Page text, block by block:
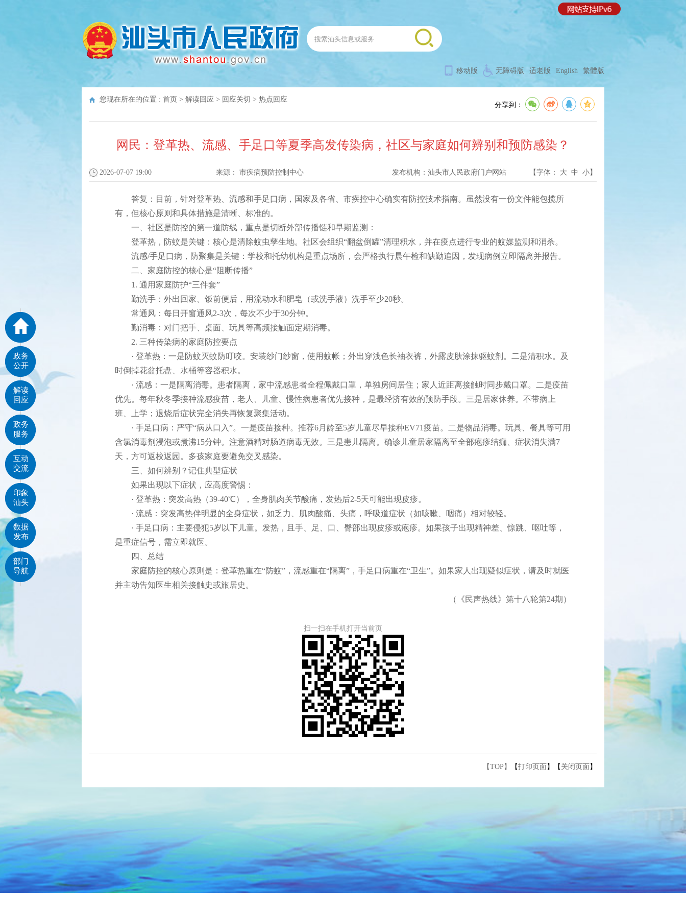
移动版 无障碍版 适老版 English 繁體版
您现在所在的位置 : 首页 > 解读回应 > 回应关切 > 热点回应
分享到：
网民：登革热、流感、手足口等夏季高发传染病，社区与家庭如何辨别和预防感染？
2026-07-07 19:00 来源： 市疾病预防控制中心 发布机构： 汕头市人民政府门户网站 【字体： 大 中 小】
答复：目前，针对登革热、流感和手足口病，国家及各省、市疾控中心确实有防控技术指南。虽然没有一份文件能包揽所
有，但核心原则和具体措施是清晰、标准的。
一、社区是防控的第一道防线，重点是切断外部传播链和早期监测：
登革热，防蚊是关键：核心是清除蚊虫孳生地。社区会组织“翻盆倒罐”清理积水，并在疫点进行专业的蚊媒监测和消杀。
流感/手足口病，防聚集是关键：学校和托幼机构是重点场所，会严格执行晨午检和缺勤追因，发现病例立即隔离并报告。
二、家庭防控的核心是“阻断传播”
1. 通用家庭防护“三件套”
勤洗手：外出回家、饭前便后，用流动水和肥皂（或洗手液）洗手至少20秒。
常通风：每日开窗通风2-3次，每次不少于30分钟。
勤消毒：对门把手、桌面、玩具等高频接触面定期消毒。
2. 三种传染病的家庭防控要点
· 登革热：一是防蚊灭蚊防叮咬。安装纱门纱窗，使用蚊帐；外出穿浅色长袖衣裤，外露皮肤涂抹驱蚊剂。二是清积水。及
时倒掉花盆托盘、水桶等容器积水。
· 流感：一是隔离消毒。患者隔离，家中流感患者全程佩戴口罩，单独房间居住；家人近距离接触时同步戴口罩。二是疫苗
优先。每年秋冬季接种流感疫苗，老人、儿童、慢性病患者优先接种，是最经济有效的预防手段。三是居家休养。不带病上
班、上学；退烧后症状完全消失再恢复聚集活动。
· 手足口病：严守“病从口入”。一是疫苗接种。推荐6月龄至5岁儿童尽早接种EV71疫苗。二是物品消毒。玩具、餐具等可用
含氯消毒剂浸泡或煮沸15分钟。注意酒精对肠道病毒无效。三是患儿隔离。确诊儿童居家隔离至全部疱疹结痂、症状消失满7
天，方可返校返园。多孩家庭要避免交叉感染。
三、如何辨别？记住典型症状
如果出现以下症状，应高度警惕：
· 登革热：突发高热（39-40℃），全身肌肉关节酸痛，发热后2-5天可能出现皮疹。
· 流感：突发高热伴明显的全身症状，如乏力、肌肉酸痛、头痛，呼吸道症状（如咳嗽、咽痛）相对较轻。
· 手足口病：主要侵犯5岁以下儿童。发热，且手、足、口、臀部出现皮疹或疱疹。如果孩子出现精神差、惊跳、呕吐等，
是重症信号，需立即就医。
四、总结
家庭防控的核心原则是：登革热重在“防蚊”，流感重在“隔离”，手足口病重在“卫生”。如果家人出现疑似症状，请及时就医
并主动告知医生相关接触史或旅居史。
（《民声热线》第十八轮第24期）
扫一扫在手机打开当前页
【TOP】 【打印页面 】【 关闭页面 】
政务
公开
解读
回应
政务
服务
互动
交流
印象
汕头
数据
发布
部门
导航